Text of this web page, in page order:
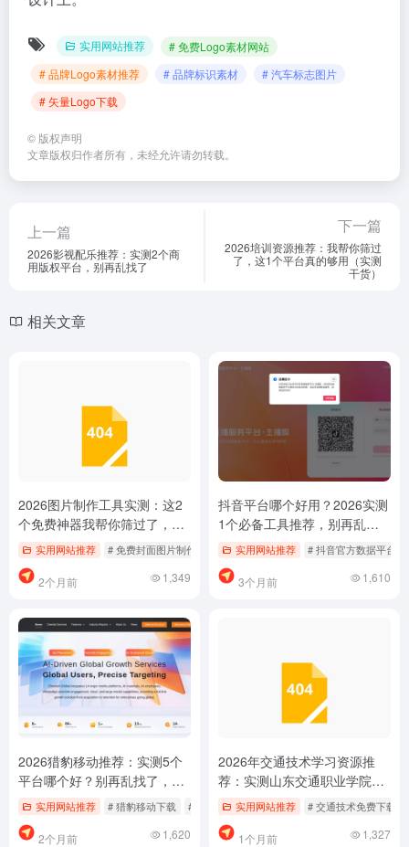
实用网站推荐
# 免费Logo素材网站
# 品牌Logo素材推荐
# 品牌标识素材
# 汽车标志图片
# 矢量Logo下载
© 版权声明
文章版权归作者所有，未经允许请勿转载。
上一篇
2026影视配乐推荐：实测2个商
用版权平台，别再乱找了
下一篇
2026培训资源推荐：我帮你筛过
了，这1个平台真的够用（实测
干货）
相关文章
2026图片制作工具实测：这2
个免费神器我帮你筛过了，别
再乱找了
实用网站推荐 # 免费封面图片制作 # 图片制作哪个好用 # 图片制作工具推荐
2个月前 1,349
抖音平台哪个好用？2026实测
1个必备工具推荐，别再乱找
了 实用网站推荐 # 抖音官方数据平台免
3个月前 1,610
2026猎豹移动推荐：实测5个
平台哪个好？别再乱找了，少
踩坑！实用网站推荐 # 猎豹移动下载 # 猎豹移动免费下载 # 猎豹移动哪个好用
2个月前 1,620
2026年交通技术学习资源推
荐：实测山东交通职业学院官
网，少踩坑！
实用网站推荐 # 交通技术免费下载
1个月前 1,327